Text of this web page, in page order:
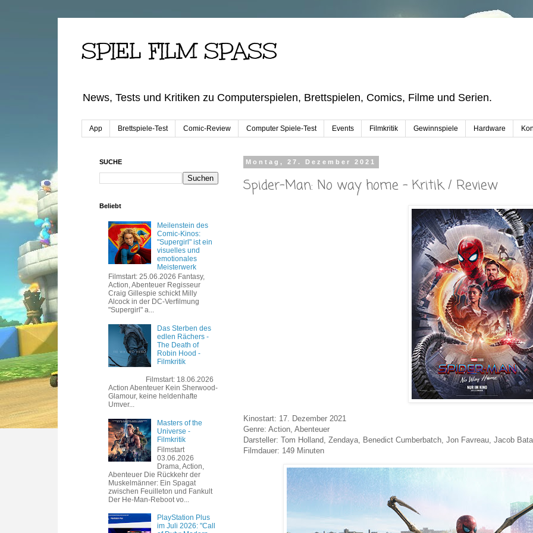
SPIEL FILM SPASS
News, Tests und Kritiken zu Computerspielen, Brettspielen, Comics, Filme und Serien.
App Brettspiele-Test Comic-Review Computer Spiele-Test Events Filmkritik Gewinnspiele Hardware
Montag, 27. Dezember 2021
Spider-Man: No way home - Kritik / Review
Kinostart: 17. Dezember 2021
Genre: Action, Abenteuer
Darsteller: Tom Holland, Zendaya, Benedict Cumberbatch, Jon Favreau, Jacob
Filmdauer: 149 Minuten
SUCHE
Beliebt
Meilenstein des
Comic-Kinos:
"Supergirl" ist ein
visuelles und
emotionales
Meisterwerk
Filmstart: 25.06.2026 Fantasy,
Action, Abenteuer Regisseur
Craig Gillespie schickt Milly
Alcock in der DC-Verfilmung
"Supergirl" a...
Das Sterben des
edlen Rächers -
The Death of
Robin Hood -
Filmkritik
Filmstart: 18.06.2026
Action Abenteuer Kein Sherwood-
Glamour, keine heldenhafte
Umver...
Masters of the
Universe -
Filmkritik
Filmstart
03.06.2026
Drama, Action,
Abenteuer Die Rückkehr der
Muskelmänner: Ein Spagat
zwischen Feuilleton und Fankult
Der He-Man-Reboot vo...
PlayStation Plus
im Juli 2026: "Call